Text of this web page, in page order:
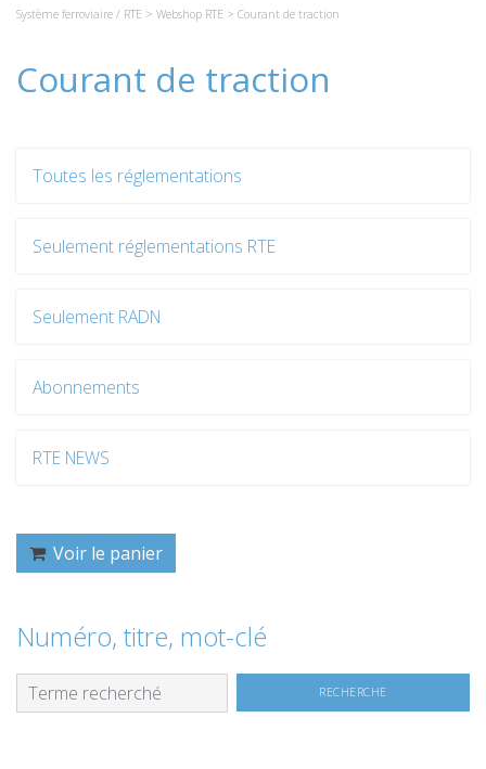
Système ferroviaire / RTE > Webshop RTE > Courant de traction
Courant de traction
Toutes les réglementations
Seulement réglementations RTE
Seulement RADN
Abonnements
RTE NEWS
Voir le panier
Numéro, titre, mot-clé